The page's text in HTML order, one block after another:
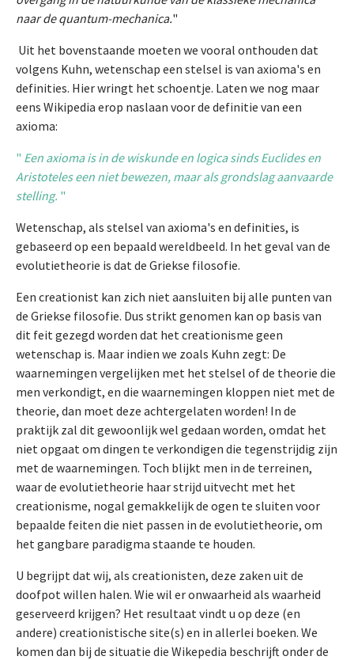
naar de quantum-mechanica."
Uit het bovenstaande moeten we vooral onthouden dat
volgens Kuhn, wetenschap een stelsel is van axioma's en
definities. Hier wringt het schoentje. Laten we nog maar
eens Wikipedia erop naslaan voor de definitie van een
axioma:
" Een axioma is in de wiskunde en logica sinds Euclides en
Aristoteles een niet bewezen, maar als grondslag aanvaarde
stelling. "
Wetenschap, als stelsel van axioma's en definities, is
gebaseerd op een bepaald wereldbeeld. In het geval van de
evolutietheorie is dat de Griekse filosofie.
Een creationist kan zich niet aansluiten bij alle punten van
de Griekse filosofie. Dus strikt genomen kan op basis van
dit feit gezegd worden dat het creationisme geen
wetenschap is. Maar indien we zoals Kuhn zegt: De
waarnemingen vergelijken met het stelsel of de theorie die
men verkondigt, en die waarnemingen kloppen niet met de
theorie, dan moet deze achtergelaten worden! In de
praktijk zal dit gewoonlijk wel gedaan worden, omdat het
niet opgaat om dingen te verkondigen die tegenstrijdig zijn
met de waarnemingen. Toch blijkt men in de terreinen,
waar de evolutietheorie haar strijd uitvecht met het
creationisme, nogal gemakkelijk de ogen te sluiten voor
bepaalde feiten die niet passen in de evolutietheorie, om
het gangbare paradigma staande te houden.
U begrijpt dat wij, als creationisten, deze zaken uit de
doofpot willen halen. Wie wil er onwaarheid als waarheid
geserveerd krijgen? Het resultaat vindt u op deze (en
andere) creationistische site(s) en in allerlei boeken. We
komen dan bij de situatie die Wikepedia beschrijft onder de